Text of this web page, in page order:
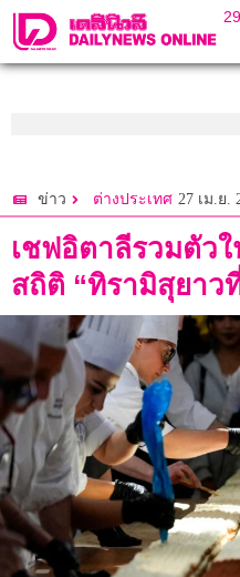
ข่าว ต่างประเทศ 27 เม.ย.
เชฟอิตาลีรวมตัว
สถิติ “ทิรามิสุยาว